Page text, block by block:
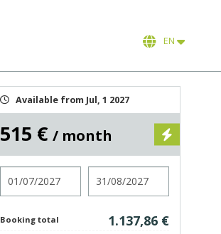
EN
Available from Jul, 1 2027
515 € / month
Booking total 1.137,86 €